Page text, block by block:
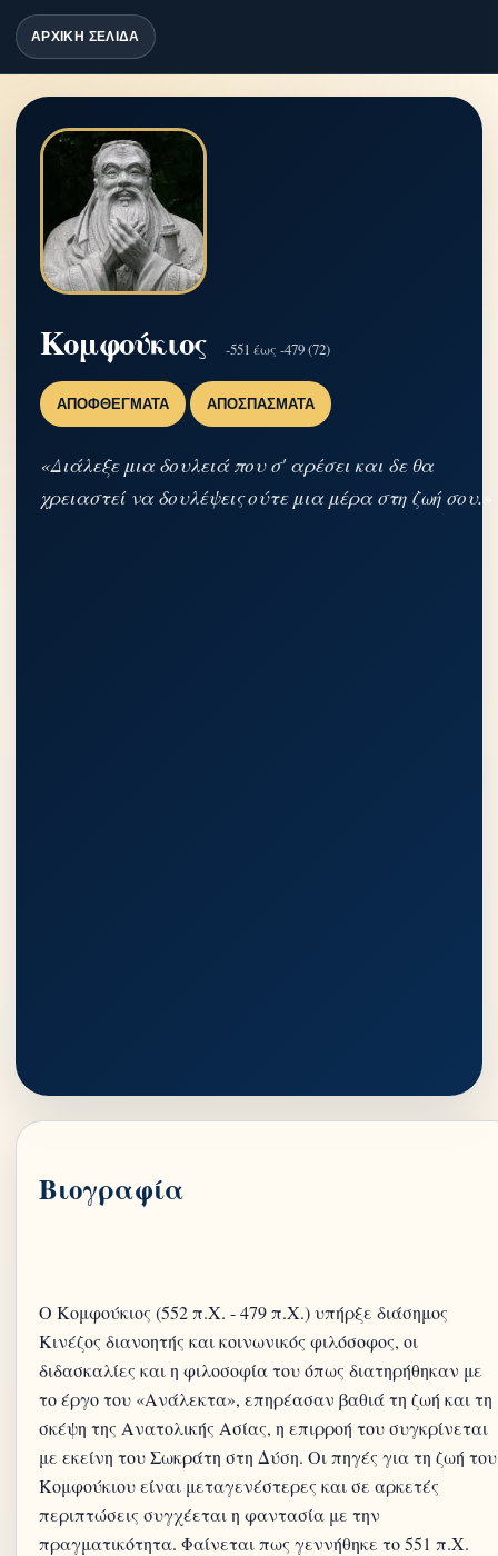
ΑΡΧΙΚΗ ΣΕΛΙΔΑ
Κομφούκιος -551 έως -479 (72)
ΑΠΟΦΘΈΓΜΑΤΑ ΑΠΟΣΠΆΣΜΑΤΑ
«Διάλεξε μια δουλειά που σ' αρέσει και δε θα
χρειαστεί να δουλέψεις ούτε μια μέρα στη ζωή σου.»
Βιογραφία
O Κομφούκιος (552 π.Χ. - 479 π.Χ.) υπήρξε διάσημος
Kινέζος διανοητής και κοινωνικός φιλόσοφος, οι
διδασκαλίες και η φιλοσοφία του όπως διατηρήθηκαν με
τo έργο του «Ανάλεκτα», επηρέασαν βαθιά τη ζωή και τη
σκέψη της Ανατολικής Ασίας, η επιρροή του συγκρίνεται
με εκείνη του Σωκράτη στη Δύση. Οι πηγές για τη ζωή του
Κομφούκιου είναι μεταγενέστερες και σε αρκετές
περιπτώσεις συγχέεται η φαντασία με την
πραγματικότητα. Φαίνεται πως γεννήθηκε το 551 π.Χ.